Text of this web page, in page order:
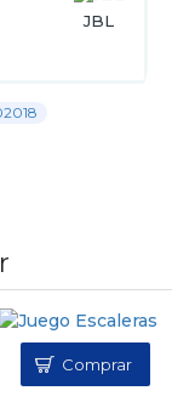
JBL
Comprar